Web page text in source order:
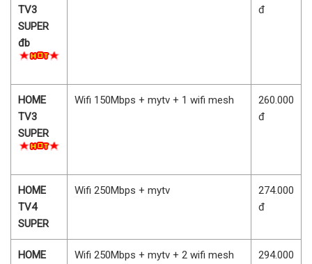
TV3
SUPER
đb
đ
HOME
TV3
SUPER
Wifi 150Mbps + mytv + 1 wifi mesh
260.000
đ
HOME
TV4
SUPER
Wifi 250Mbps + mytv
274.000
đ
HOME
Wifi 250Mbps + mytv + 2 wifi mesh
294.000